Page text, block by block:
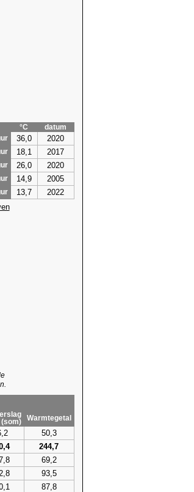
°C
datum
36,0 2020
18,1 2017
26,0 2020
14,9 2005
13,7
2022
(som)
Warmtegetal
50,3
244,7
69,2
93,5
87,8